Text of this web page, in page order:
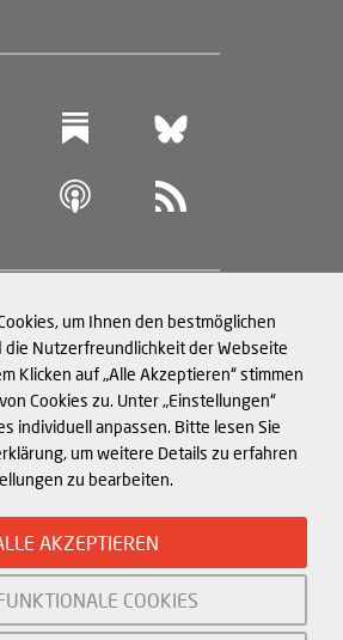
um Ihnen den bestmöglichen
die Nutzerfreundlichkeit der Webseite
Klicken auf „Alle Akzeptieren“ stimmen
Cookies zu. Unter „Einstellungen“
individuell anpassen. Bitte lesen Sie
um weitere Details zu erfahren
zu bearbeiten.
AKZEPTIEREN
COOKIES
und Cookies
Impressum
Daten für LLMs
Institute for China
(MERICS) gGmbH. 2026
und gefördert von: